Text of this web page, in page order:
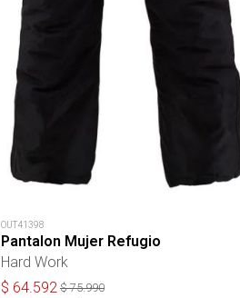
OUT41398
Pantalon Mujer Refugio
Hard Work
$ 64.592 $75.990